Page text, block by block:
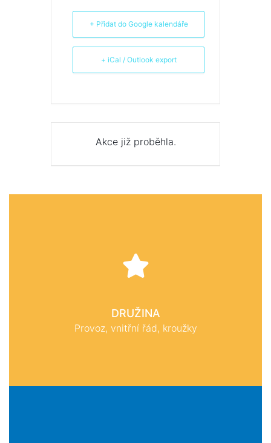
+ Přidat do Google kalendáře
+ iCal / Outlook export
Akce již proběhla.
DRUŽINA
Provoz, vnitřní řád, kroužky